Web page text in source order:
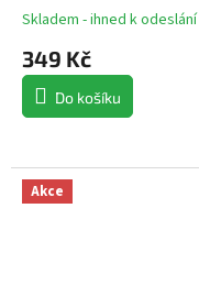
Skladem - ihned k odeslání
349 Kč
Do košíku
Akce